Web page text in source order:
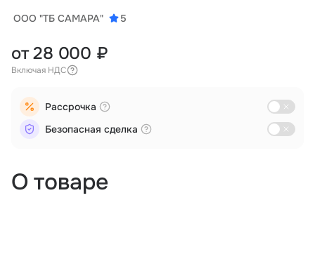
О товаре
ООО "ТБ САМАРА" 5
от 28 000 ₽
Включая НДС
Рассрочка
Безопасная сделка